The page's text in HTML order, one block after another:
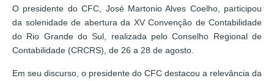
O presidente do CFC, José Martonio Alves Coelho, participou
da solenidade de abertura da XV Convenção de Contabilidade
do Rio Grande do Sul, realizada pelo Conselho Regional de
Contabilidade (CRCRS), de 26 a 28 de agosto.
Em seu discurso, o presidente do CFC destacou a relevância da